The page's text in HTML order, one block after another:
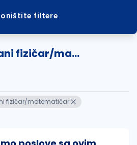
filtere
fizičar/ma...
fizičar/matematičar